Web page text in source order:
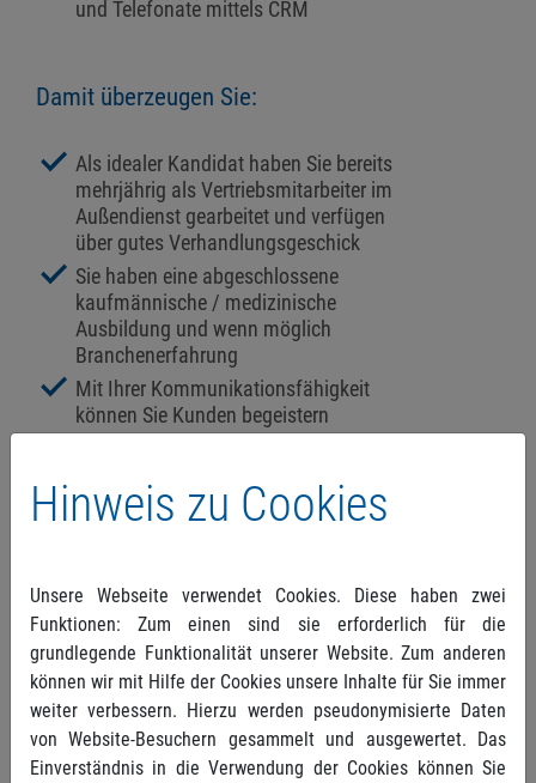
und Telefonate mittels CRM
Damit überzeugen Sie:
Als idealer Kandidat haben Sie bereits
mehrjährig als Vertriebsmitarbeiter im
Außendienst gearbeitet und verfügen
über gutes Verhandlungsgeschick
Sie haben eine abgeschlossene
kaufmännische / medizinische
Ausbildung und wenn möglich
Branchenerfahrung
Mit Ihrer Kommunikationsfähigkeit
können Sie Kunden begeistern
empathisch und haben Spaß am
Verkauf
Organisationstalent tragen zum
Gelingen der Vertriebsprojekte bei
Umgang mit den MS-Office Produkten ist
eine ausgeprägte Stärke Ihrer Person
Flexibilität und temporäre
Reisebereitschaft inklusive
Übernachtungen bringen Sie mit
Hinweis zu Cookies
Unsere Webseite verwendet Cookies. Diese haben zwei
Funktionen: Zum einen sind sie erforderlich für die
grundlegende Funktionalität unserer Website. Zum anderen
können wir mit Hilfe der Cookies unsere Inhalte für Sie immer
weiter verbessern. Hierzu werden pseudonymisierte Daten
von Website-Besuchern gesammelt und ausgewertet. Das
Einverständnis in die Verwendung der Cookies können Sie